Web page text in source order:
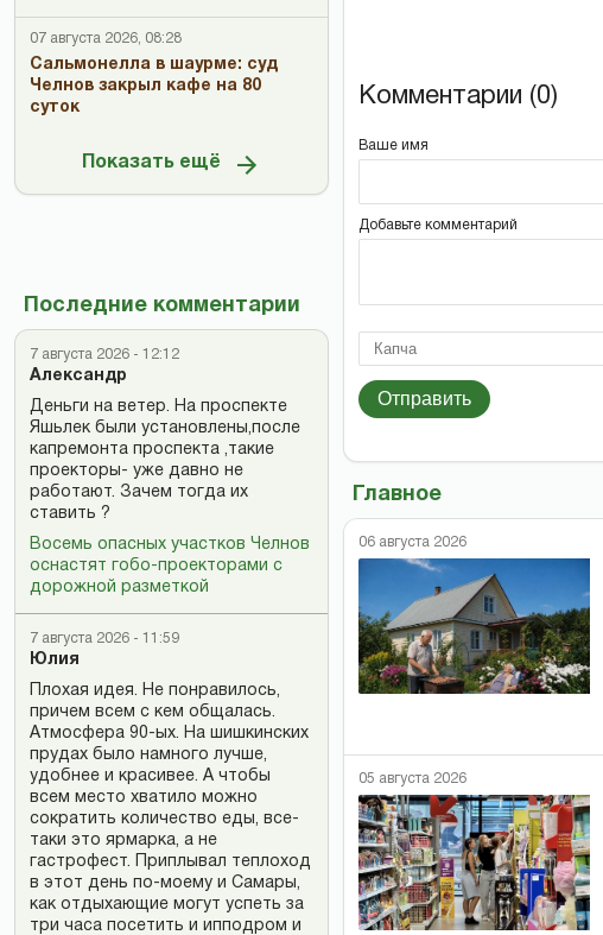
07 августа 2026, 08:28
Сальмонелла в шаурме: суд
Челнов закрыл кафе на 80
суток
Показать ещё
Последние комментарии
7 августа 2026 - 12:12
Александр
Деньги на ветер. На проспекте
Яшьлек были установлены,после
капремонта проспекта ,такие
проекторы- уже давно не
работают. Зачем тогда их
ставить ?
Восемь опасных участков Челнов
оснастят гобо-проекторами с
дорожной разметкой
7 августа 2026 - 11:59
Юлия
Плохая идея. Не понравилось,
причем всем с кем общалась.
Атмосфера 90-ых. На шишкинских
прудах было намного лучше,
удобнее и красивее. А чтобы
всем место хватило можно
сократить количество еды, все-
таки это ярмарка, а не
гастрофест. Приплывал теплоход
в этот день по-моему и Самары,
как отдыхающие могут успеть за
три часа посетить и ипподром и
Комментарии (0)
Ваше имя
Добавьте комментарий
Отправить
Главное
06 августа 2026
05 августа 2026